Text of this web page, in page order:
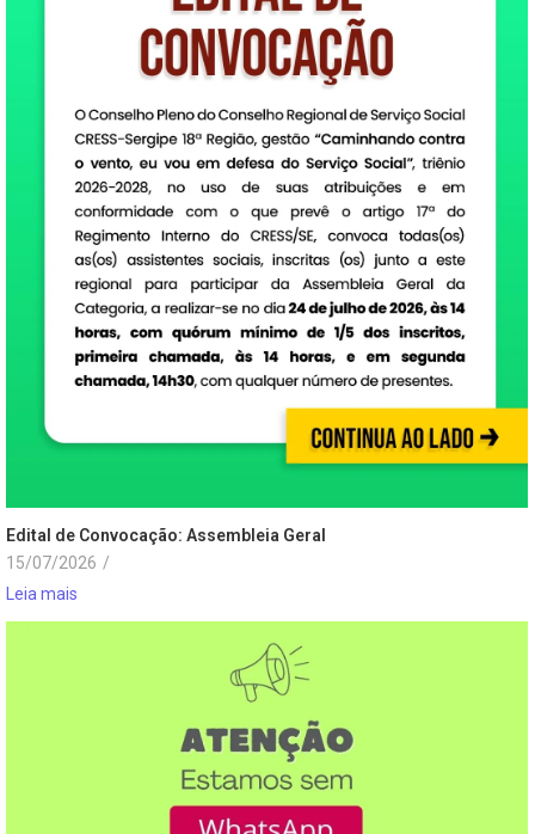
Edital de Convocação: Assembleia Geral
15/07/2026 /
Leia mais